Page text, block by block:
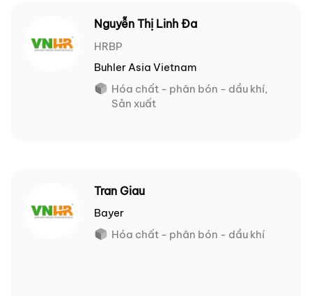
Nguyễn Thị Linh Đa
HRBP
Buhler Asia Vietnam
Hóa chất - phân bón - dầu khí,
Sản xuất
Tran Giau
Bayer
Hóa chất - phân bón - dầu khí